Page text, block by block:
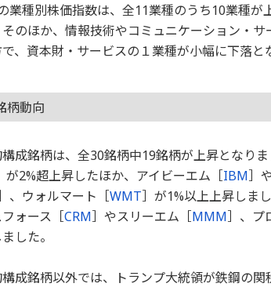
業種別株価指数は、全11業種のうち10業種が
そのほか、情報技術やコミュニケーション・
、資本財・サービスの１業種が小幅に下落と
柄動向
成銘柄は、全30銘柄中19銘柄が上昇となり
が2%超上昇したほか、アイビーエム［IBM］
、ウォルマート［WMT］が1%以上上昇しま
ォース［CRM］やスリーエム［MMM］、プ
した。
成銘柄以外では、トランプ大統領が鉄鋼の